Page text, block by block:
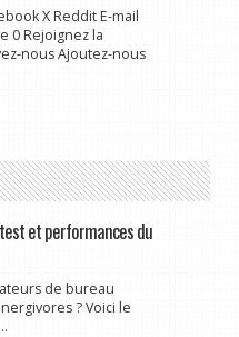
X Reddit E-mail
0 Rejoignez la
nous Ajoutez-nous
test et performances du
de bureau
? Voici le